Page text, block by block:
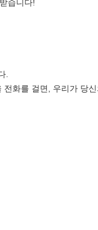
습니다!
.
화를 걸면, 우리가 당